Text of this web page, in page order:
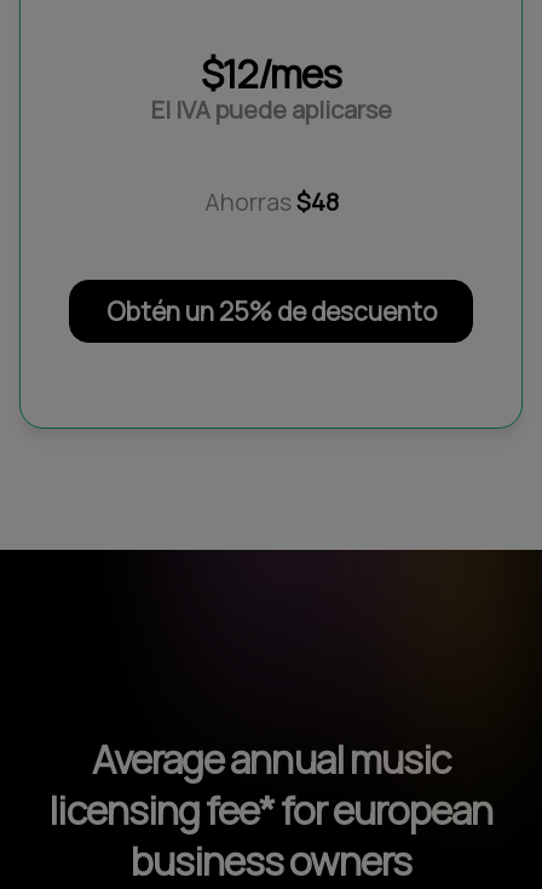
$12/mes
El IVA puede aplicarse
Ahorras$48
Obtén un 25% de descuento
Average annual music
licensing fee* for european
business owners